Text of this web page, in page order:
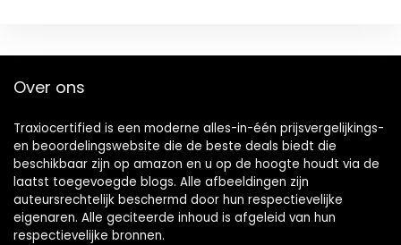
Over ons
Traxiocertified is een moderne alles-in-één prijsvergelijkings-
en beoordelingswebsite die de beste deals biedt die
beschikbaar zijn op amazon en u op de hoogte houdt via de
laatst toegevoegde blogs. Alle afbeeldingen zijn
auteursrechtelijk beschermd door hun respectievelijke
eigenaren. Alle geciteerde inhoud is afgeleid van hun
respectievelijke bronnen.